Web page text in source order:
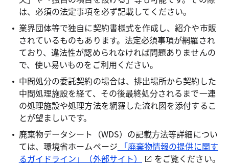
は、必須の法定事項を必ず記載してください。
業界団体等で独自に契約書様式を作成し、紹介や市販
されているものもあります。法定必須事項が網羅され
ており、違法性が認められなければ問題ありませんの
で、使い易いものをご利用ください。
中間処分の委託契約の場合は、排出場所から契約した
中間処理施設を経て、その後最終処分されるまで一連
の処理施設や処理方法を網羅した流れ図を添付するこ
とが望ましいです。
廃棄物データシート（WDS）の記載方法等詳細につい
ては、環境省ホームページ 「廃棄物情報の提供に関す
るガイドライン」（外部サイト）
をご覧ください。